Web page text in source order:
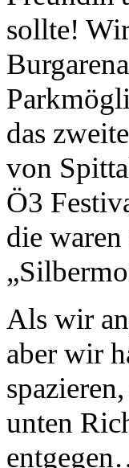
sollte!
das
von
Ö3
die
Als wir
aber wir
unten